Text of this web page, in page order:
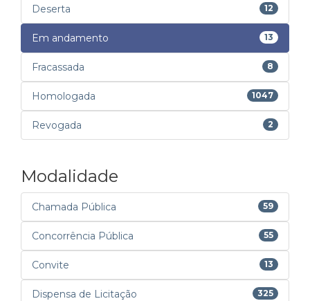
Deserta 12
Em andamento 13
Fracassada 8
Homologada 1047
Revogada 2
Modalidade
Chamada Pública 59
Concorrência Pública 55
Convite 13
Dispensa de Licitação 325